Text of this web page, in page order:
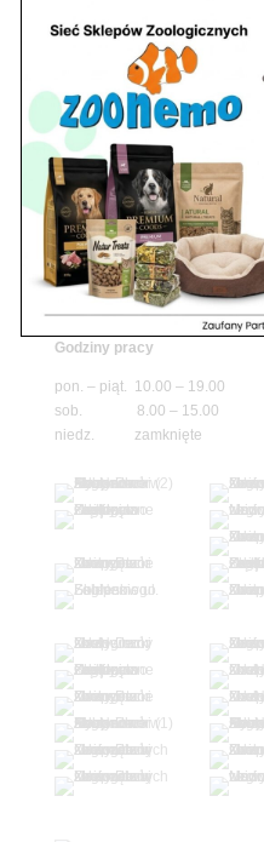
tel./fax. 22 784 71 96
Godziny pracy
pon. – piąt. 10.00 – 19.00
sob. 10.00 – 15.00
niedz. zamknięte
Adres
05-100 Nowy Dwór Mazowiecki
ul. Leśna 2
tel. 503 900 215
Godziny pracy
pon. – piąt. 10.00 – 19.00
sob. 8.00 – 15.00
niedz. zamknięte